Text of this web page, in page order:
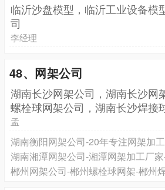
临沂沙盘模型，临沂工业设备模
司
李经理
48、网架公司
湖南长沙网架公司，湖南长沙网
螺栓球网架公司，湖南长沙焊接
孟